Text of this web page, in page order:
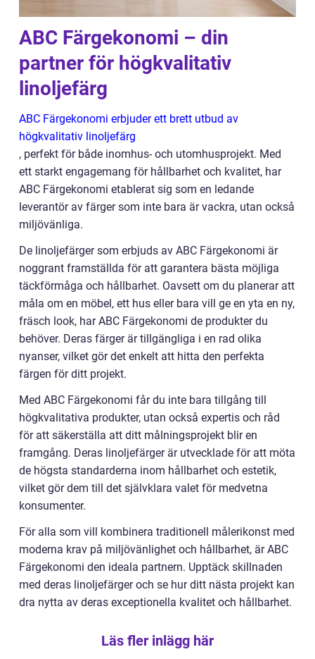
ABC Färgekonomi – din
partner för högkvalitativ
linoljefärg
ABC Färgekonomi erbjuder ett brett utbud av
högkvalitativ linoljefärg
, perfekt för både inomhus- och utomhusprojekt. Med
ett starkt engagemang för hållbarhet och kvalitet, har
ABC Färgekonomi etablerat sig som en ledande
leverantör av färger som inte bara är vackra, utan också
miljövänliga.
De linoljefärger som erbjuds av ABC Färgekonomi är
noggrant framställda för att garantera bästa möjliga
täckförmåga och hållbarhet. Oavsett om du planerar att
måla om en möbel, ett hus eller bara vill ge en yta en ny,
fräsch look, har ABC Färgekonomi de produkter du
behöver. Deras färger är tillgängliga i en rad olika
nyanser, vilket gör det enkelt att hitta den perfekta
färgen för ditt projekt.
Med ABC Färgekonomi får du inte bara tillgång till
högkvalitativa produkter, utan också expertis och råd
för att säkerställa att ditt målningsprojekt blir en
framgång. Deras linoljefärger är utvecklade för att möta
de högsta standarderna inom hållbarhet och estetik,
vilket gör dem till det självklara valet för medvetna
konsumenter.
För alla som vill kombinera traditionell målerikonst med
moderna krav på miljövänlighet och hållbarhet, är ABC
Färgekonomi den ideala partnern. Upptäck skillnaden
med deras linoljefärger och se hur ditt nästa projekt kan
dra nytta av deras exceptionella kvalitet och hållbarhet.
Läs fler inlägg här